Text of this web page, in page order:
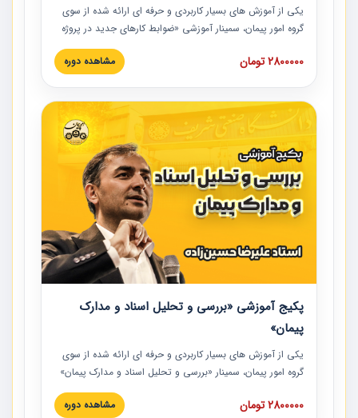
یکی از آموزش‏‏‏‏‏‏ های بسیار کاربردی و حرفه‏ ای ارائه شده از سوی
گروه امور پیمان، سمینار آموزشی «ضوابط کارهای جدید در پروژه
های عمرانی» چالش ها، تخلفات و راه حل ها با نگرش قراردادی
است که در محل سندیکای شرکت های ساختمانی کشور ارائه شد.
مدارک پیمان به همراه تجربیات عملی ارائه شده است.
2800000 تومان مشاهده دوره
پکیج آموزشی «بررسی و تحلیل اسناد و مدارک
پیمان»
یکی از آموزش‏‏‏‏‏‏ های بسیار کاربردی و حرفه‏ ای ارائه شده از سوی
گروه امور پیمان، سمینار «بررسی و تحلیل اسناد و مدارک پیمان»
است که در دانشگاه صنعتی شریف ارائه شد. در این آموزش
نکات کلیدی مربوط به اسناد و مدارک پیمان، اولویت بندی اسناد
2800000 تومان مشاهده دوره